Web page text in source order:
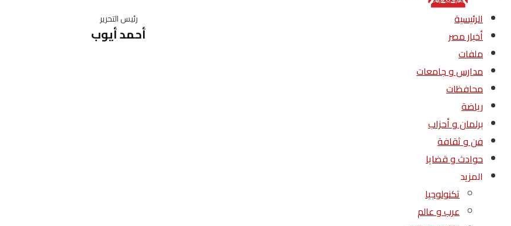
رئيس التحرير
أحمد أيوب
الرئيسية
أخبار مصر
ملفات
مدارس و جامعات
محافظات
رياضة
برلمان و أحزاب
فن و ثقافة
حوادث و قضايا
المزيد
تكنولوجيا
عرب و عالم